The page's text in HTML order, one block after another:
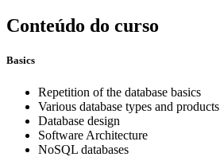
Conteúdo do curso
Basics
Repetition of the database basics
Various database types and products
Database design
Software Architecture
NoSQL databases